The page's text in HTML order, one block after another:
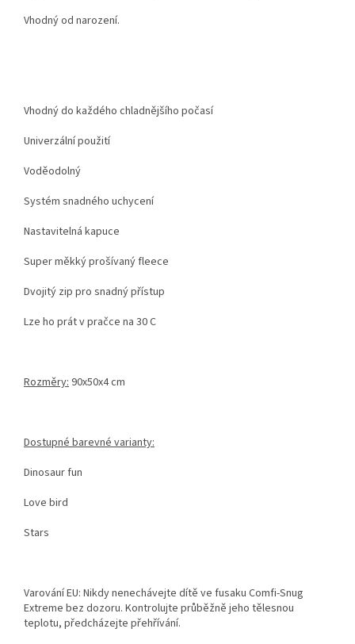
Vhodný od narození.
Vhodný do každého chladnějšího počasí
Univerzální použití
Voděodolný
Systém snadného uchycení
Nastavitelná kapuce
Super měkký prošívaný fleece
Dvojitý zip pro snadný přístup
Lze ho prát v pračce na 30 C
Rozměry:90x50x4 cm
Dostupné barevné varianty:
Dinosaur fun
Love bird
Stars
Varování EU: Nikdy nenechávejte dítě ve fusaku Comfi-Snug
Extreme bez dozoru. Kontrolujte průběžně jeho tělesnou
teplotu, předcházejte přehřívání.